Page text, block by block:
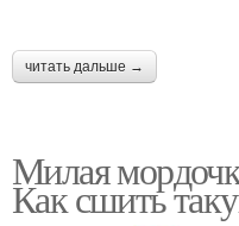
читать дальше →
Милая
Как сшить